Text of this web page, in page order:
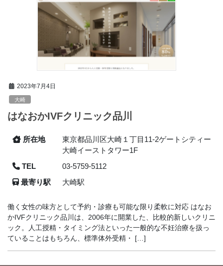
2023年7月4日
大崎
はなおかIVFクリニック品川
所在地
東京都品川区大崎１丁目11-2ゲートシティー
大崎イーストタワー1F
TEL
03-5759-5112
最寄り駅
大崎駅
働く女性の味方として予約・診療も可能な限り柔軟に対応 はなお
かIVFクリニック品川は、2006年に開業した、比較的新しいクリニ
ック。人工授精・タイミング法といった一般的な不妊治療を扱っ
ていることはもちろん、標準体外受精・ […]